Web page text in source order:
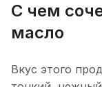
С чем
масло
Вкус этого